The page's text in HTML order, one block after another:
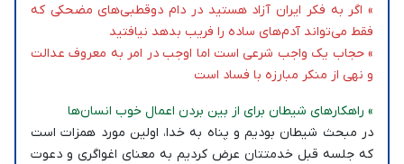
» اگر به فکر ایران آزاد هستید در دام دوقطبی‌های مضحکی که
فقط می‌تواند آدم‌های ساده را فریب بدهد نیافتید
» حجاب یک واجب شرعی است اما اوجب در امر به معروف عدالت
و نهی از منکر مبارزه با فساد است
» راهکارهای شیطان برای از بین بردن اعمال خوب انسان‌ها
در مبحث شیطان بودیم و پناه به خدا، اولین مورد همزات است
که جلسه قبل خدمتتان عرض کردیم به معنای اغواگری و دعوت